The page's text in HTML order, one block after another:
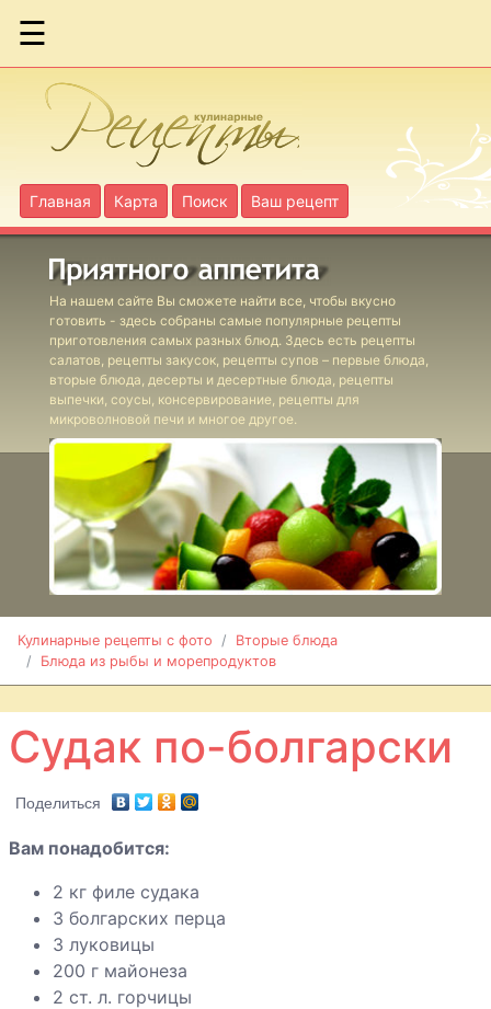
☰
Главная Карта Поиск Ваш рецепт
На нашем сайте Вы сможете найти все, чтобы вкусно
готовить - здесь собраны самые популярные рецепты
приготовления самых разных блюд. Здесь есть рецепты
салатов, рецепты закусок, рецепты супов – первые блюда,
вторые блюда, десерты и десертные блюда, рецепты
выпечки, соусы, консервирование, рецепты для
микроволновой печи и многое другое.
Кулинарные рецепты с фото
Вторые блюда
Блюда из рыбы и морепродуктов
Фаршированная
скумбрия
Форель с
помидорами
Гаше из рыбы
Кабачки
фаршированные
рыбой
Кальмары с
перловой
крупой
Кальмары в
сметанном
соусе
Караси в
сметане
Карп
фаршированный
грибами
Карп
запеченный
Картофель
фаршированный
сельдью
Судак по-болгарски
Поделиться
Вам понадобится:
2 кг филе судака
3 болгарских перца
3 луковицы
200 г майонеза
2 ст. л. горчицы